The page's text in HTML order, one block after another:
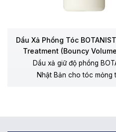
Dầu Xả Phồng Tóc
Treatment (Bouncy
Chamomile
Dầu xả giữ độ phồng
Nhật Bản cho tóc mỏng